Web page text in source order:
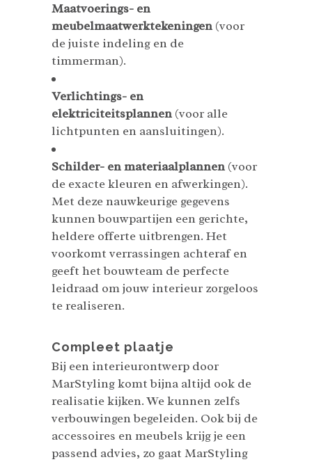
Maatvoerings- en
meubelmaatwerktekeningen (voor
de juiste indeling en de
timmerman).
Verlichtings- en
elektriciteitsplannen (voor alle
lichtpunten en aansluitingen).
Schilder- en materiaalplannen (voor
de exacte kleuren en afwerkingen).
Met deze nauwkeurige gegevens
kunnen bouwpartijen een gerichte,
heldere offerte uitbrengen. Het
voorkomt verrassingen achteraf en
geeft het bouwteam de perfecte
leidraad om jouw interieur zorgeloos
te realiseren.
Compleet plaatje
Bij een interieurontwerp door
MarStyling komt bijna altijd ook de
realisatie kijken. We kunnen zelfs
verbouwingen begeleiden. Ook bij de
accessoires en meubels krijg je een
passend advies, zo gaat MarStyling